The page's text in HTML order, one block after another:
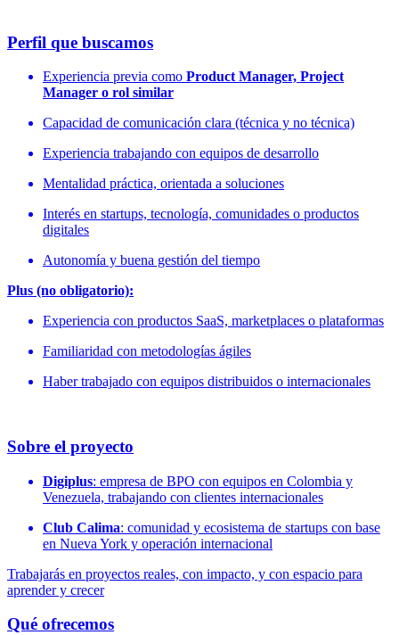
Perfil que buscamos
Experiencia previa como Product Manager, Project
Manager o rol similar
Capacidad de comunicación clara (técnica y no técnica)
Experiencia trabajando con equipos de desarrollo
Mentalidad práctica, orientada a soluciones
Interés en startups, tecnología, comunidades o productos
digitales
Autonomía y buena gestión del tiempo
Plus (no obligatorio):
Experiencia con productos SaaS, marketplaces o plataformas
Familiaridad con metodologías ágiles
Haber trabajado con equipos distribuidos o internacionales
Sobre el proyecto
Digiplus: empresa de BPO con equipos en Colombia y
Venezuela, trabajando con clientes internacionales
Club Calima: comunidad y ecosistema de startups con base
en Nueva York y operación internacional
Trabajarás en proyectos reales, con impacto, y con espacio para
aprender y crecer
Qué ofrecemos